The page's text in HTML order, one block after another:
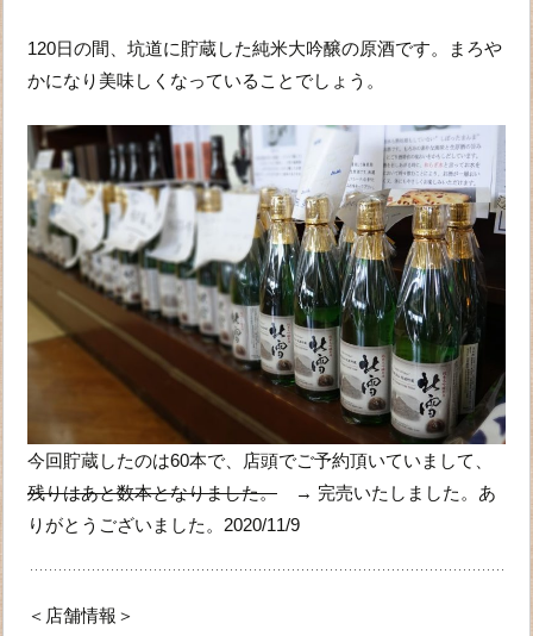
120日の間、坑道に貯蔵した純米大吟醸の原酒です。まろや
かになり美味しくなっていることでしょう。
今回貯蔵したのは60本で、店頭でご予約頂いていまして、
残りはあと数本となりました。 → 完売いたしました。あ
りがとうございました。2020/11/9
＜店舗情報＞